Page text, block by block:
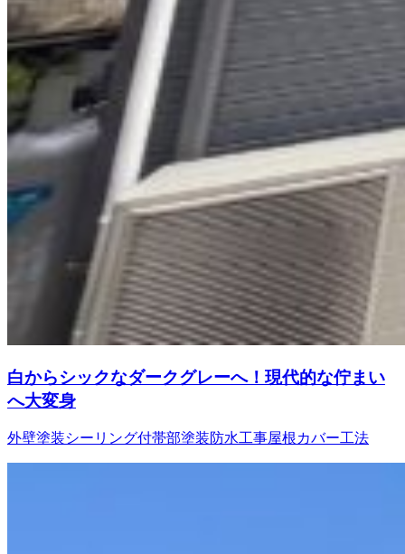
白からシックなダークグレーへ！現代的な佇まい
へ大変身
外壁塗装シーリング付帯部塗装 防水工事屋根カバー工法